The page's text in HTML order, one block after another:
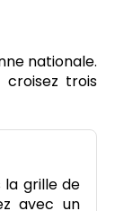
nationale.
trois
la grille de
avec un